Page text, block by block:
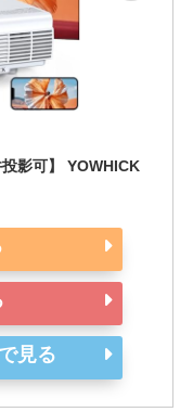
影可】 YOWHICK
見る